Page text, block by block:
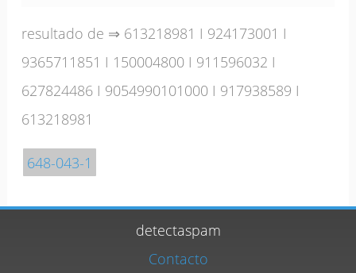
resultado de ⇒ 613218981 I 924173001 I
9365711851 I 150004800 I 911596032 I
627824486 I 9054990101000 I 917938589 I
613218981
648-043-1
detectaspam
Contacto